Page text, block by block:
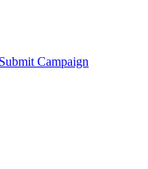
Submit Campaign